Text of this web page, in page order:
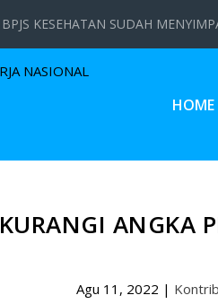
BPJS KESEHATAN SUDAH
HOME
KURANGI ANGKA
Agu 11, 2022 |